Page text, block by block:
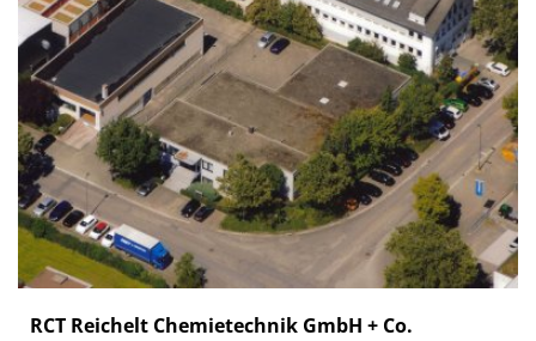
RCT Reichelt Chemietechnik GmbH + Co.